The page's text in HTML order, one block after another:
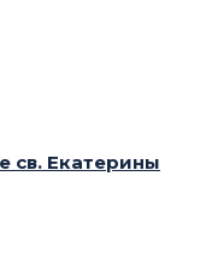
св. Екатерины